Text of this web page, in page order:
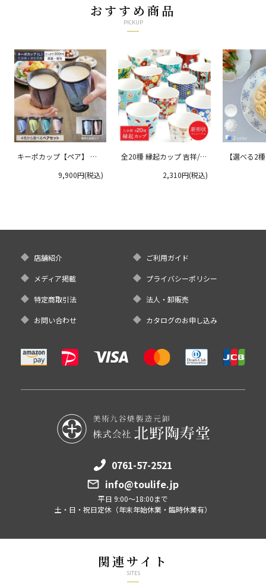
おすすめ商品
PICKUP
キーポカップ【ペア】 ラ
9,900円(税込)
全20種 縁起カップ 吉祥/青
2,310円(税込)
【選べる2
店舗紹介 ご利用ガイド
メディア掲載 プライバシーポリシー
特定商取引法 法人・卸販売
お問い合わせ カタログのお申し込み
0761-57-2521
info@toulife.jp
平日 9:00～18:00まで
土・日・祝日定休（年末年始休業・臨時休業有）
関連サイト
SITES